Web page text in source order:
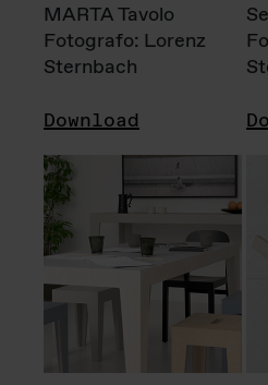
MARTA Tavolo
Fotografo: Lorenz
Sternbach
Download